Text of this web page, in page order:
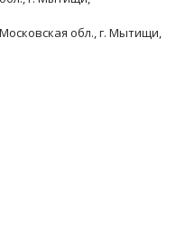
обл., г. Мытищи,